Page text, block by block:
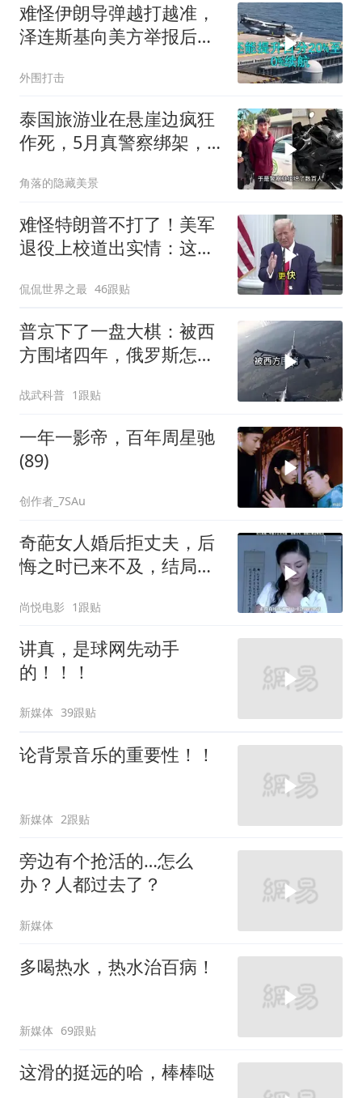
难怪伊朗导弹越打越准，
泽连斯基向美方举报后，
外围打击
泰国旅游业在悬崖边疯狂
作死，5月真警察绑架，7
角落的隐藏美景
难怪特朗普不打了！美军
退役上校道出实情：这场
侃侃世界之最 46跟贴
普京下了一盘大棋：被西
方围堵四年，俄罗斯怎么
战武科普 1跟贴
一年一影帝，百年周星驰
(89)
创作者_7SAu
奇葩女人婚后拒丈夫，后
悔之时已来不及，结局令
尚悦电影 1跟贴
讲真，是球网先动手
的！！！
新媒体 39跟贴
论背景音乐的重要性！！
新媒体 2跟贴
旁边有个抢活的…怎么
办？人都过去了？
新媒体
多喝热水，热水治百病！
新媒体 69跟贴
这滑的挺远的哈，棒棒哒